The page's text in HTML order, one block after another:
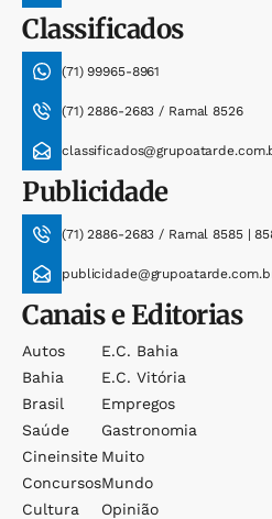
Classificados
(71) 99965-8961
(71) 2886-2683 / Ramal 8526
Publicidade
(71) 2886-2683 / Ramal 8585 |
Canais e Editorias
Autos
Bahia
Brasil
Saúde
Cineinsite
Concursos
Cultura
E.c. Bahia
E.c. Vitória
Empregos
Gastronomia
Muito
Mundo
Opinião